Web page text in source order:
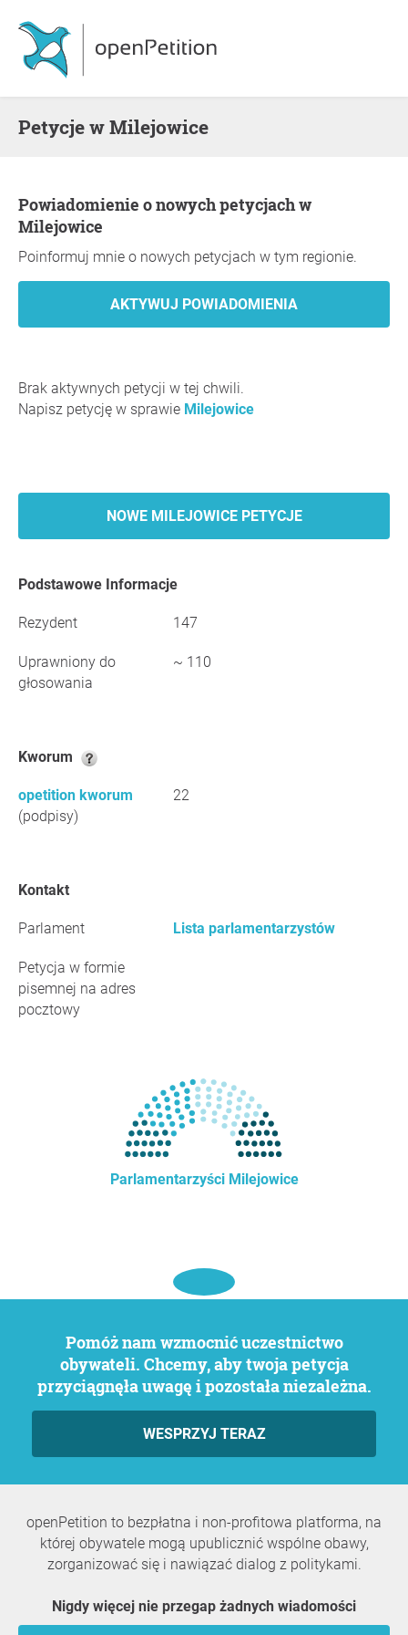
Petycje w Milejowice
Powiadomienie o nowych petycjach w
Milejowice
Poinformuj mnie o nowych petycjach w tym regionie.
Brak aktywnych petycji w tej chwili.
Napisz petycję w sprawie Milejowice
NOWE MILEJOWICE PETYCJE
Podstawowe Informacje
Rezydent 147
Uprawniony do
głosowania
~ 110
Kworum
opetition kworum
(podpisy)
22
Kontakt
Parlament Lista parlamentarzystów
Petycja w formie
pisemnej na adres
pocztowy
Parlamentarzyści Milejowice
Pomóż nam wzmocnić uczestnictwo
obywateli. Chcemy, aby twoja petycja
przyciągnęła uwagę i pozostała niezależna.
WESPRZYJ TERAZ
openPetition to bezpłatna i non-profitowa platforma, na
której obywatele mogą upublicznić wspólne obawy,
zorganizować się i nawiązać dialog z politykami.
Nigdy więcej nie przegap żadnych wiadomości